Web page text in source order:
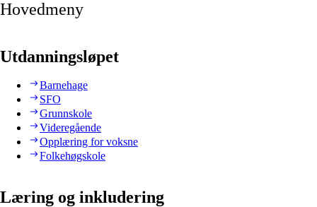
Hovedmeny
Utdanningsløpet
Barnehage
SFO
Grunnskole
Videregående
Opplæring for voksne
Folkehøgskole
Læring og inkludering